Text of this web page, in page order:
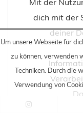
Um unsere Webseite für
zu können, verwenden
Techniken . Durch die
Verwendung von